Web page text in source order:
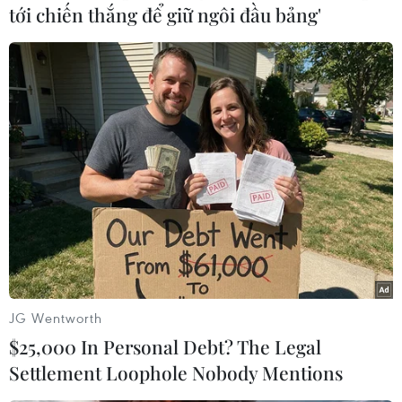
Một số nguồn tin cho rằng một con trai của
Layth đã chết khi tiến hành một vụ tấn công
liều chết và một người con khác chết trong khi
giao tranh với các lực lượng của Iraq./.
(TTXVN/Vietnam+)
tới chiến thắng để giữ ngôi đầu bảng'
JG Wentworth
$25,000 In Personal Debt? The Legal
Settlement Loophole Nobody Mentions